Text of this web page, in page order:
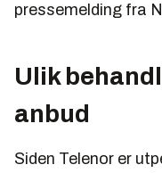
pressemelding fra
Ulik
anbud
Siden Telenor er